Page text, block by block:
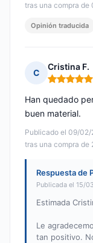
tras una compra
Opinión traducida
C
Cristina F.
Nota: 5 de 5
Publicado el 09/
tras una compra de
Han quedado
buen material.
Respuesta de
Publicada el 15/
Estimada
Le
tan positivo.